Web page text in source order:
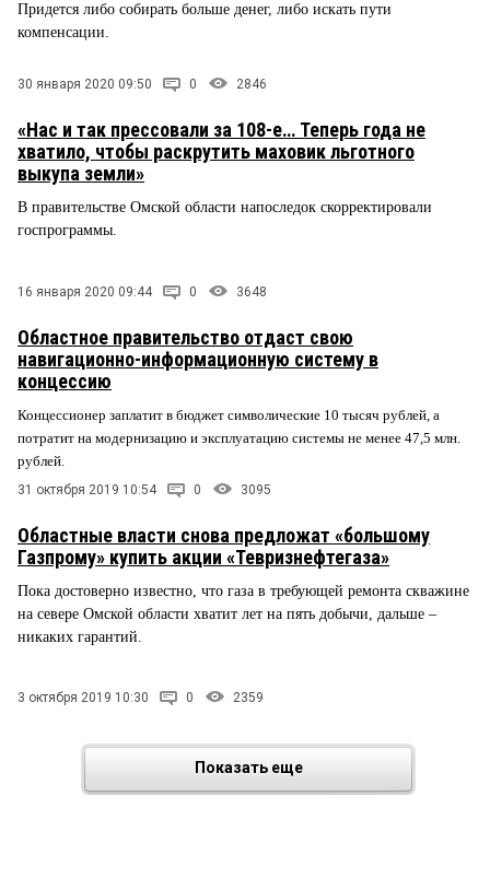
Придется либо собирать больше денег, либо искать пути
компенсации.
30 января 2020 09:50 0 2846
«Нас и так прессовали за 108-е… Теперь года не
хватило, чтобы раскрутить маховик льготного
выкупа земли»
В правительстве Омской области напоследок скорректировали
госпрограммы.
16 января 2020 09:44 0 3648
Областное правительство отдаст свою
навигационно-информационную систему в
концессию
Концессионер заплатит в бюджет символические 10 тысяч рублей, а
потратит на модернизацию и эксплуатацию системы не менее 47,5 млн.
рублей.
31 октября 2019 10:54 0 3095
Областные власти снова предложат «большому
Газпрому» купить акции «Тевризнефтегаза»
Пока достоверно известно, что газа в требующей ремонта скважине
на севере Омской области хватит лет на пять добычи, дальше –
никаких гарантий.
3 октября 2019 10:30 0 2359
Показать еще